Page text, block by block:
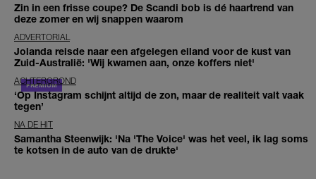
Zin in een frisse coupe? De Scandi bob is dé haartrend van
deze zomer en wij snappen waarom
ADVERTORIAL
Jolanda reisde naar een afgelegen eiland voor de kust van
Zuid-Australië: 'Wij kwamen aan, onze koffers niet'
ACHTERGROND
‘Op Instagram schijnt altijd de zon, maar de realiteit valt vaak
tegen’
NA DE HIT
Samantha Steenwijk: 'Na 'The Voice' was het veel, ik lag soms
te kotsen in de auto van de drukte'